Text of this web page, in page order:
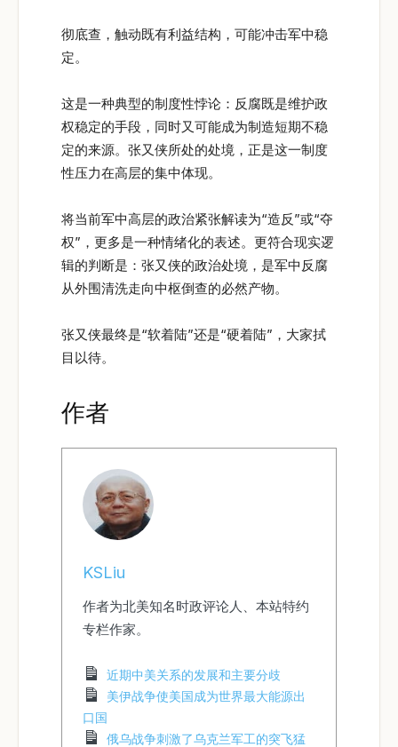
彻底查，触动既有利益结构，可能冲击军中稳
定。
这是一种典型的制度性悖论：反腐既是维护政
权稳定的手段，同时又可能成为制造短期不稳
定的来源。张又侠所处的处境，正是这一制度
性压力在高层的集中体现。
将当前军中高层的政治紧张解读为“造反”或“夺
权”，更多是一种情绪化的表述。更符合现实逻
辑的判断是：张又侠的政治处境，是军中反腐
从外围清洗走向中枢倒查的必然产物。
张又侠最终是“软着陆”还是“硬着陆”，大家拭
目以待。
作者
KSLiu
作者为北美知名时政评论人、本站特约
专栏作家。
近期中美关系的发展和主要分歧
美伊战争使美国成为世界最大能源出
口国
俄乌战争刺激了乌克兰军工的突飞猛